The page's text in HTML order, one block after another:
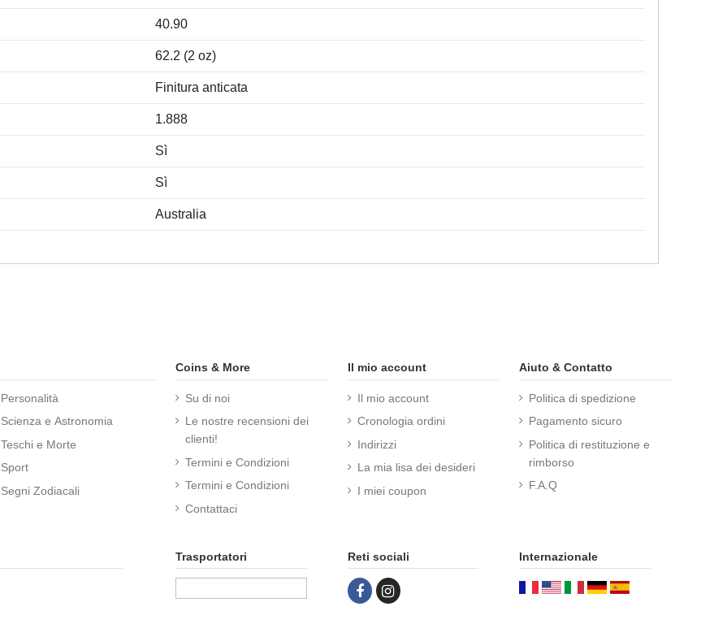
40.90
62.2 (2 oz)
Finitura anticata
1.888
Sì
Sì
Australia
Personalità
Scienza e Astronomia
Teschi e Morte
Sport
Segni Zodiacali
Coins & More
Su di noi
Le nostre recensioni dei
clienti!
Termini e Condizioni
Termini e Condizioni
Contattaci
Il mio account
Il mio account
Cronologia ordini
Indirizzi
La mia lisa dei desideri
I miei coupon
Aiuto & Contatto
Politica di spedizione
Pagamento sicuro
Politica di restituzione e
rimborso
F.A.Q
Trasportatori Reti sociali Internazionale